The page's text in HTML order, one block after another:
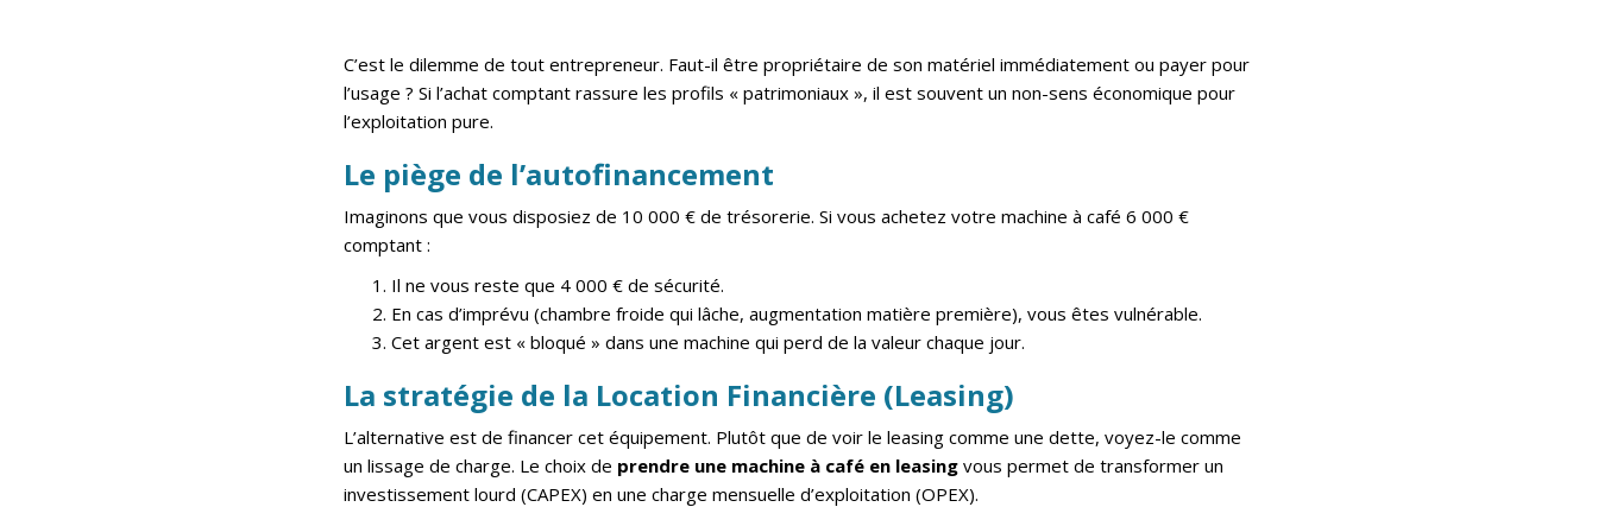
C’est le dilemme de tout entrepreneur. Faut-il être propriétaire de son matériel immédiatement ou payer pour
l’usage ? Si l’achat comptant rassure les profils « patrimoniaux », il est souvent un non-sens économique pour
l’exploitation pure.
Le piège de l’autofinancement
Imaginons que vous disposiez de 10 000 € de trésorerie. Si vous achetez votre machine à café 6 000 €
comptant :
Il ne vous reste que 4 000 € de sécurité.
En cas d’imprévu (chambre froide qui lâche, augmentation matière première), vous êtes vulnérable.
Cet argent est « bloqué » dans une machine qui perd de la valeur chaque jour.
La stratégie de la Location Financière (Leasing)
L’alternative est de financer cet équipement. Plutôt que de voir le leasing comme une dette, voyez-le comme
un lissage de charge. Le choix de prendre une machine à café en leasingvous permet de transformer un
investissement lourd (CAPEX) en une charge mensuelle d’exploitation (OPEX).